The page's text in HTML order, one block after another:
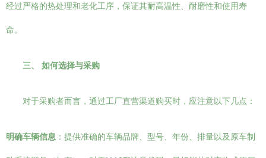
经过严格的热处理和老化工序，保证其耐高温性、耐磨性和使用寿
命。
三、 如何选择与采购
对于采购者而言，通过工厂直营渠道购买时，应注意以下几点：
明确车辆信息 ：提供准确的车辆品牌、型号、年份、排量以及原车制